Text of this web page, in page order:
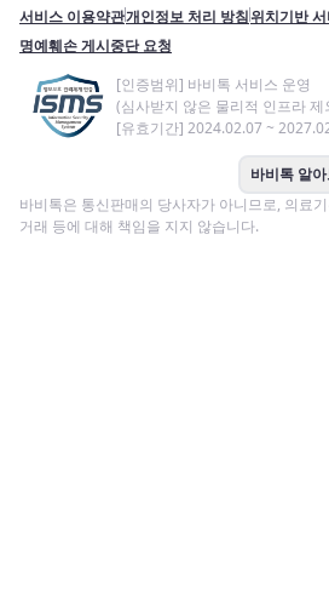
서비스 이용약관개인정보 처리 방침위치기반
명예훼손 게시중단 요청
[인증범위] 바비톡 서비스 운영
(심사받지 않은 물리적 인프라 제
[유효기간] 2024.02.07 ~
바비톡 알
바비톡은 통신판매의 당사자가 아니므로, 의료
거래 등에 대해 책임을 지지 않습니다.